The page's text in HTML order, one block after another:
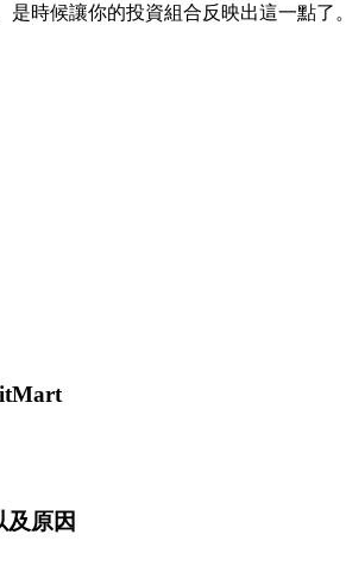
時候讓你的投資組合反映出這一點了。
原因